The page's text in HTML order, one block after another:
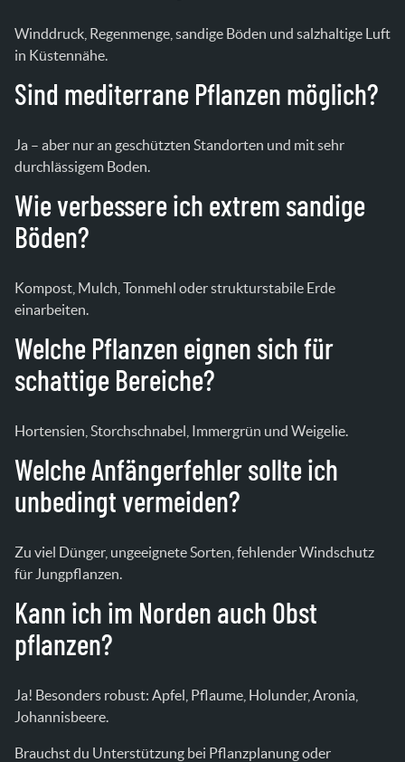
Winddruck, Regenmenge, sandige Böden und salzhaltige Luft
in Küstennähe.
Sind mediterrane Pflanzen möglich?
Ja – aber nur an geschützten Standorten und mit sehr
durchlässigem Boden.
Wie verbessere ich extrem sandige
Böden?
Kompost, Mulch, Tonmehl oder strukturstabile Erde
einarbeiten.
Welche Pflanzen eignen sich für
schattige Bereiche?
Hortensien, Storchschnabel, Immergrün und Weigelie.
Welche Anfängerfehler sollte ich
unbedingt vermeiden?
Zu viel Dünger, ungeeignete Sorten, fehlender Windschutz
für Jungpflanzen.
Kann ich im Norden auch Obst
pflanzen?
Ja! Besonders robust: Apfel, Pflaume, Holunder, Aronia,
Johannisbeere.
Brauchst du Unterstützung bei Pflanzplanung oder